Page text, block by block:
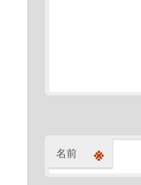
名前 ※